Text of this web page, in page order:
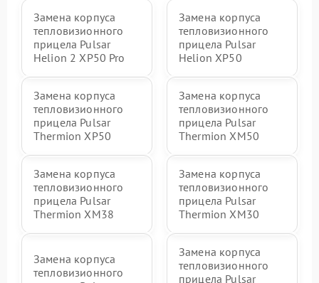
Замена корпуса
тепловизионного
прицела Pulsar
Helion 2 XP50 Pro
Замена корпуса
тепловизионного
прицела Pulsar
Helion XP50
Замена корпуса
тепловизионного
прицела Pulsar
Thermion XP50
Замена корпуса
тепловизионного
прицела Pulsar
Thermion XM50
Замена корпуса
тепловизионного
прицела Pulsar
Thermion XM38
Замена корпуса
тепловизионного
прицела Pulsar
Thermion XM30
Замена корпуса
тепловизионного
Замена корпуса
тепловизионного
прицела Pulsar